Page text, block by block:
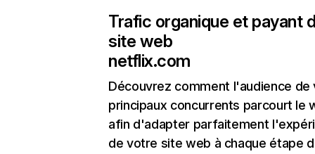
Trafic organique et payant
site web
netflix.com
Découvrez comment l'audience de
principaux concurrents parcourt le
afin d'adapter parfaitement
de votre site web à chaque étape